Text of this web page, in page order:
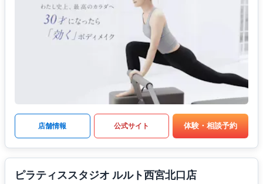
店舗情報 公式サイト 体験・相談予約
ピラティススタジオ ルルト西宮北口店